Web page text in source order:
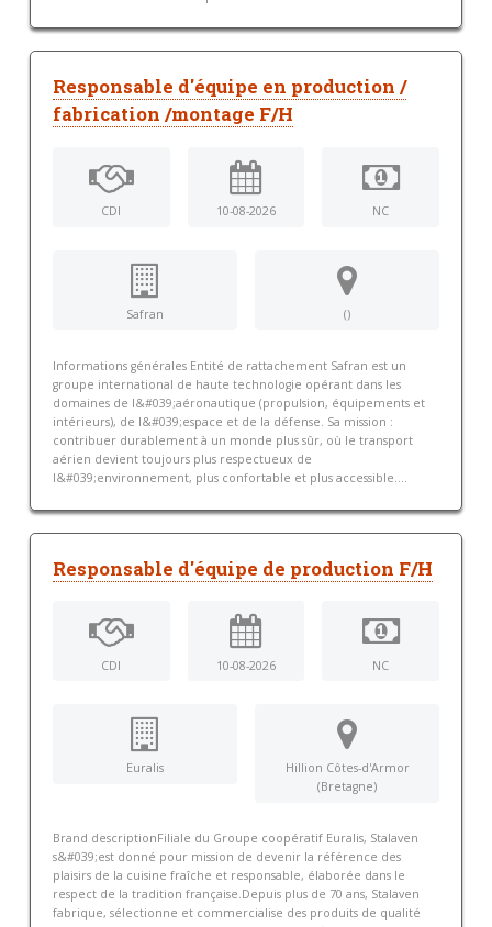
Responsable d'équipe en production /
fabrication /montage F/H
CDI 10-08-2026 NC
Safran ()
Informations générales Entité de rattachement Safran est un
groupe international de haute technologie opérant dans les
domaines de l&#039;aéronautique (propulsion, équipements et
intérieurs), de l&#039;espace et de la défense. Sa mission :
contribuer durablement à un monde plus sûr, où le transport
aérien devient toujours plus respectueux de
l&#039;environnement, plus confortable et plus accessible....
Responsable d'équipe de production F/H
CDI 10-08-2026 NC
Euralis
Hillion Côtes-d'Armor
(Bretagne)
Brand descriptionFiliale du Groupe coopératif Euralis, Stalaven
s&#039;est donné pour mission de devenir la référence des
plaisirs de la cuisine fraîche et responsable, élaborée dans le
respect de la tradition française.Depuis plus de 70 ans, Stalaven
fabrique, sélectionne et commercialise des produits de qualité